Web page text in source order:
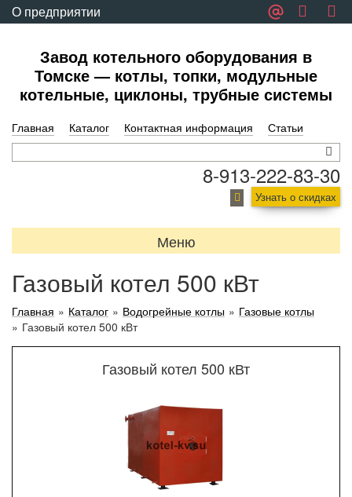
О предприятии
Завод котельного оборудования в
Томске — котлы, топки, модульные
котельные, циклоны, трубные системы
Главная Каталог Контактная информация Статьи
8-913-222-83-30
Узнать о скидках
Меню
Газовый котел 500 кВт
Главная » Каталог » Водогрейные котлы » Газовые котлы
» Газовый котел 500 кВт
Газовый котел 500 кВт